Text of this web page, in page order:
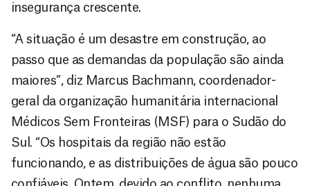
insegurança crescente.
“A situação é um desastre em construção, ao
passo que as demandas da população são ainda
maiores”, diz Marcus Bachmann, coordenador-
geral da organização humanitária internacional
Médicos Sem Fronteiras (MSF) para o Sudão do
Sul. “Os hospitais da região não estão
funcionando, e as distribuições de água são pouco